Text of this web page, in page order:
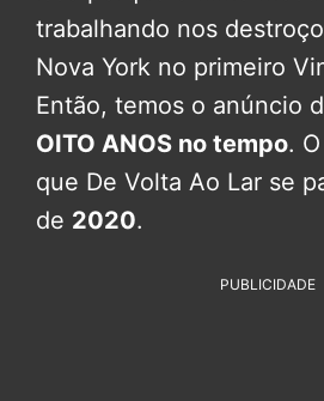
trabalhando nos
Nova York no primeiro
Então, temos o anúncio
OITO ANOS no tempo.
que De Volta Ao Lar se
de 2020.
PUBLICIDADE